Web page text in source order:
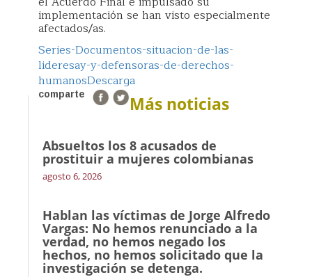
implementación se han visto especialmente
afectados/as.
Series-Documentos-situacion-de-las-
lideresay-y-defensoras-de-derechos-
humanosDescarga
comparte Más noticias
Absueltos los 8 acusados de
prostituir a mujeres colombianas
agosto 6, 2026
Hablan las víctimas de Jorge Alfredo
Vargas: No hemos renunciado a la
verdad, no hemos negado los
hechos, no hemos solicitado que la
investigación se detenga.